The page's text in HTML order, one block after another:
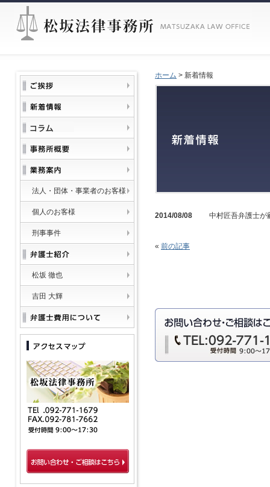
法人・団体・事業者のお客様
個人のお客様
刑事事件
松坂 徹也
吉田 大輝
ホーム > 新着情報
2014/08/08 中村匠吾弁護士が
« 前の記事